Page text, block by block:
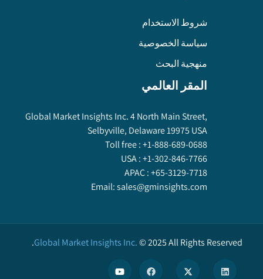
شروط الاستخدام
سياسة الخصوصية
منهجية البحث
المقر العالمي
Global Market Insights Inc. 4 North Main Street,
Selbyville, Delaware 19975 USA
Toll free :+1-888-689-0688
USA :+1-302-846-7766
APAC :+65-3129-7718
Email:sales@gminsights.com
Global Market Insights Inc.©2025All Rights Reserved.